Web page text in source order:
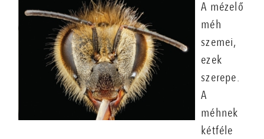
A mézelő
méh
szemei,
ezek
szerepe.
A
méhnek
kétféle